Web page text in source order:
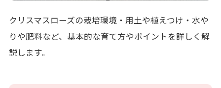
クリスマスローズの栽培環境・用土や植えつけ・水や
りや肥料など、基本的な育て方やポイントを詳しく解
説します。